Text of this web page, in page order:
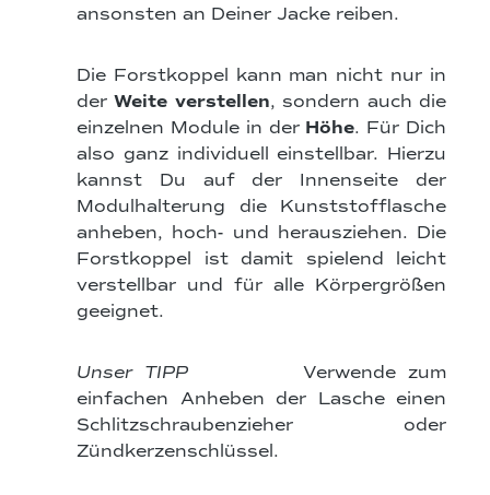
ansonsten an Deiner Jacke reiben.
Die Forstkoppel kann man nicht nur in
derWeite verstellen, sondern auch die
einzelnen Module in der Höhe. Für Dich
also ganz individuell einstellbar. Hierzu
kannst Du auf der Innenseite der
Modulhalterung die Kunststofflasche
anheben, hoch- und herausziehen. Die
Forstkoppel ist damit spielend leicht
verstellbar und für alle Körpergrößen
geeignet.
Unser TIPP
Verwende zum
einfachen Anheben der Lasche einen
Schlitzschraubenzieher oder
Zündkerzenschlüssel.